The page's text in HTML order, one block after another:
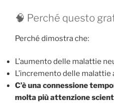
🧠 Perché questo
Perché dimostra che:
L’aumento delle malattie
L’incremento delle
C’è una connessione
molta più attenzione